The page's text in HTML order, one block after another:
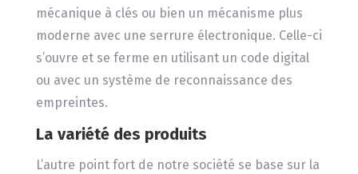
mécanique à clés ou bien un mécanisme plus
moderne avec une serrure électronique. Celle-ci
s’ouvre et se ferme en utilisant un code digital
ou avec un système de reconnaissance des
empreintes.
La variété des produits
L’autre point fort de notre société se base sur la